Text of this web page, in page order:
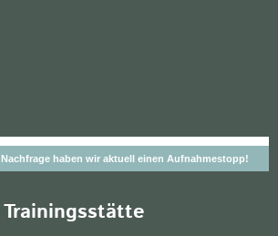
haben wir aktuell einen Aufnahmestopp!
Trainingsstätte